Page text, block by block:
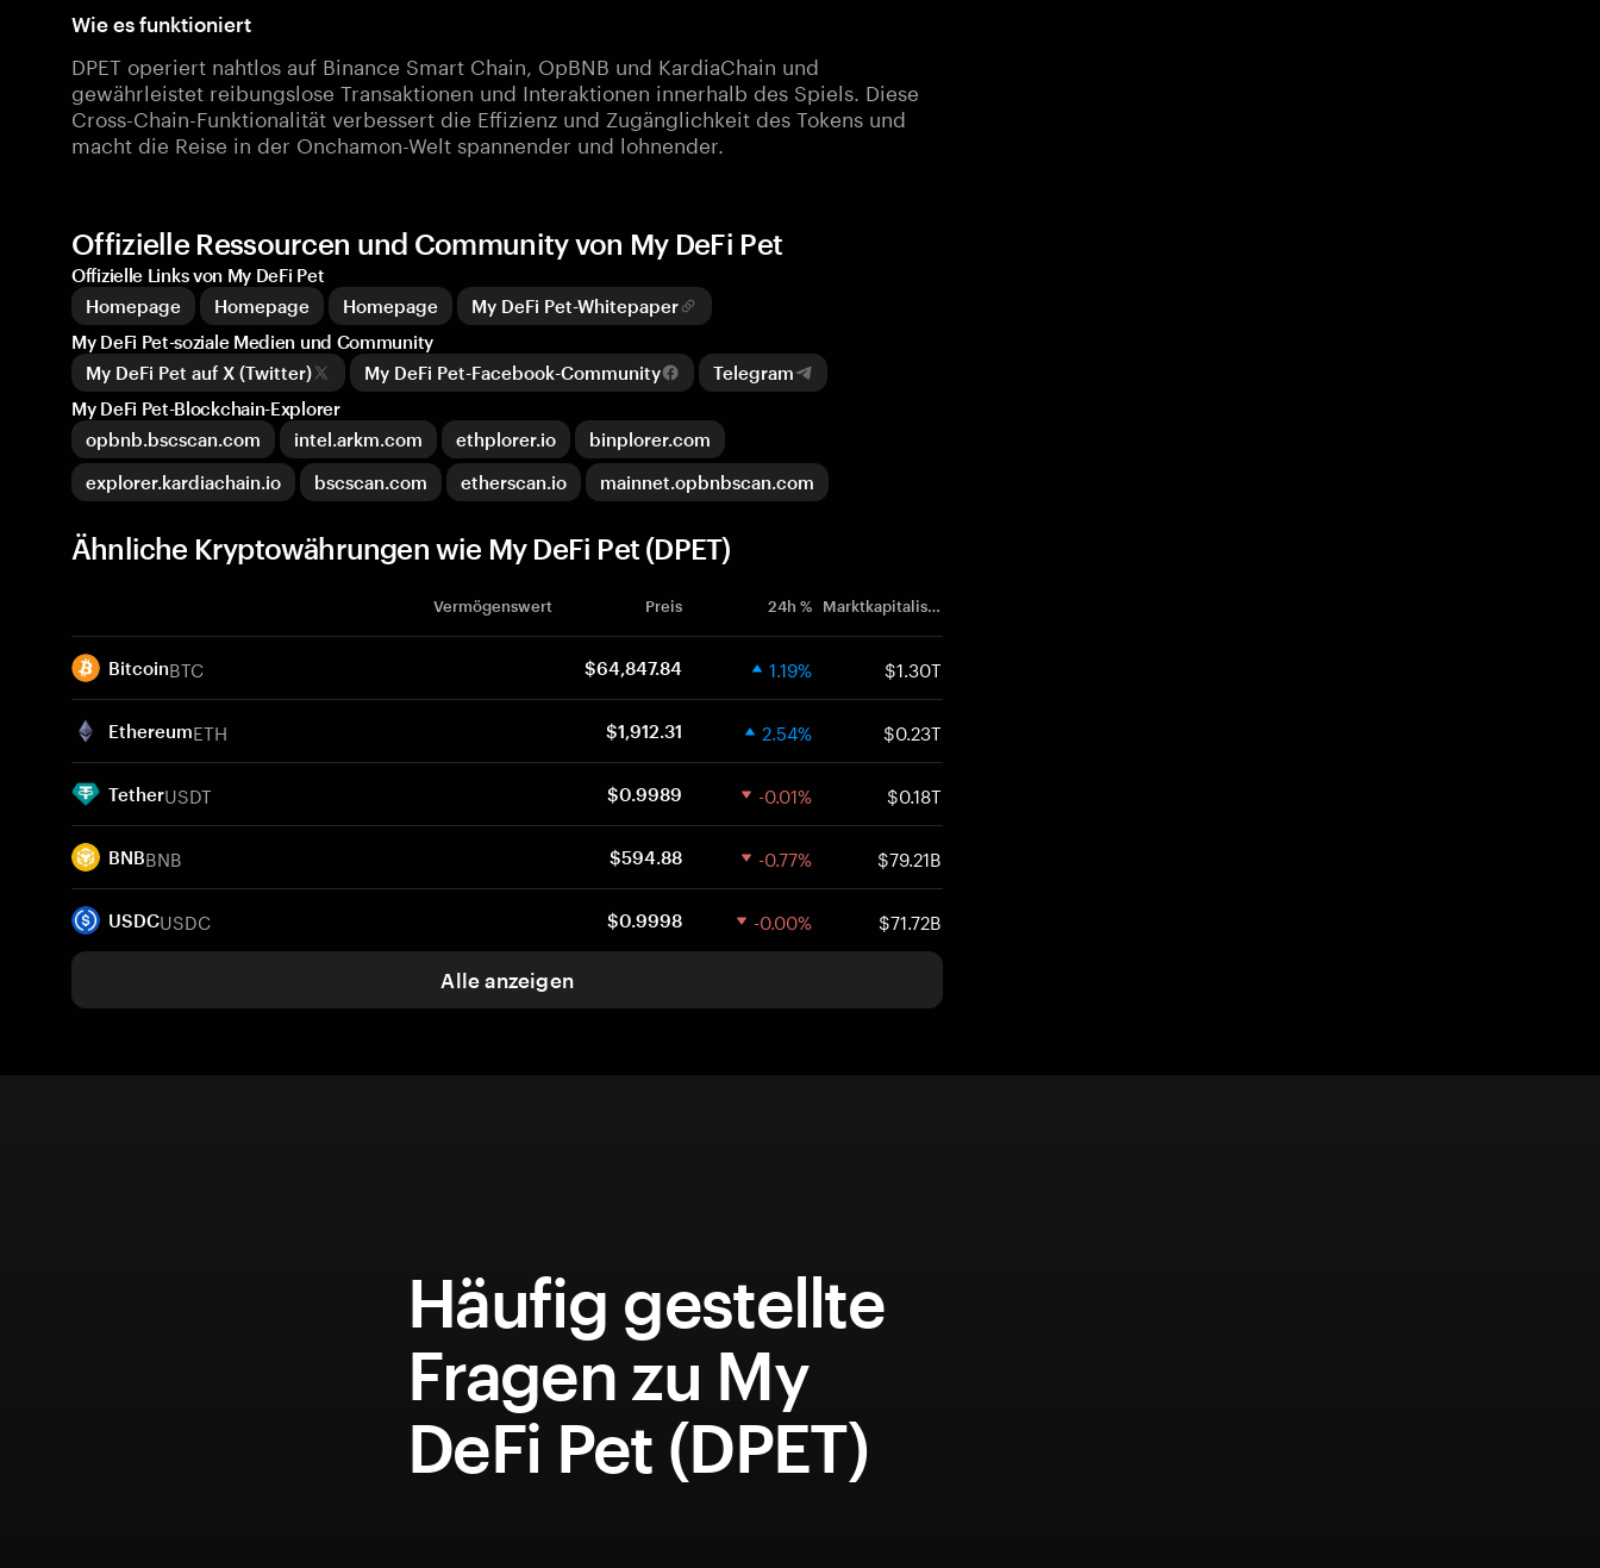
Wie es funktioniert
DPET operiert nahtlos auf Binance Smart Chain, OpBNB und KardiaChain und
gewährleistet reibungslose Transaktionen und Interaktionen innerhalb des Spiels. Diese
Cross-Chain-Funktionalität verbessert die Effizienz und Zugänglichkeit des Tokens und
macht die Reise in der Onchamon-Welt spannender und lohnender.
Offizielle Ressourcen und Community von My DeFi Pet
Offizielle Links von My DeFi Pet
Homepage
Homepage Homepage
My DeFi Pet-Whitepaper
My DeFi Pet-soziale Medien und Community
My DeFi Pet auf X (Twitter)
My DeFi Pet-Facebook-Community
Telegram
My DeFi Pet-Blockchain-Explorer
opbnb.bscscan.com
intel.arkm.com ethplorer.io
binplorer.com
explorer.kardiachain.io
bscscan.com etherscan.io mainnet.opbnbscan.com
Ähnliche Kryptowährungen wie My DeFi Pet (DPET)
Vermögenswert Preis 24h % Marktkapitalisierung
BitcoinBTC $64,847.84 1.19% $1.30T
EthereumETH $1,912.31 2.54% $0.23T
TetherUSDT $0.9989 -0.01% $0.18T
BNBBNB $594.88 -0.77% $79.21B
USDCUSDC $0.9998 -0.00% $71.72B
Alle anzeigen
Häufig gestellte
Fragen zu My
DeFi Pet (DPET)